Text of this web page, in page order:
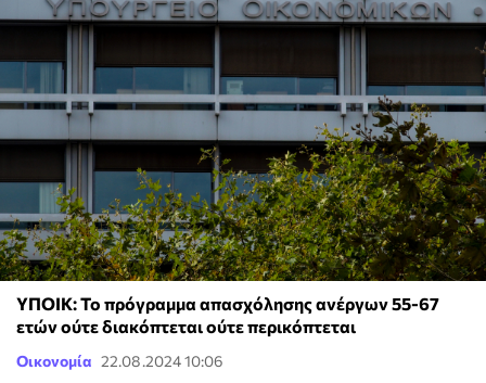
ΥΠΟΙΚ: Το πρόγραμμα απασχόλησης ανέργων 55-67
ετών ούτε διακόπτεται ούτε περικόπτεται
Οικονομία 22.08.2024 10:06